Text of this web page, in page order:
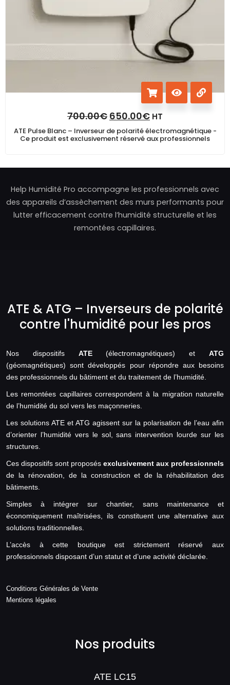
700.00€ 650.00€ HT
ATE Pulse Blanc – Inverseur de polarité électromagnétique -
Ce produit est exclusivement réservé aux professionnels
Help Humidité Pro accompagne les professionnels avec
des appareils d’assèchement des murs performants pour
lutter efficacement contre l’humidité structurelle et les
remontées capillaires.
ATE & ATG – Inverseurs de polarité
contre l'humidité pour les pros
Nos dispositifs ATE(électromagnétiques) etATG
(géomagnétiques) sont développés pour répondre aux besoins
des professionnels du bâtiment et du traitement de l’humidité.
Les remontées capillaires correspondent à la migration naturelle
de l’humidité du sol vers les maçonneries.
Les solutions ATE et ATG agissent sur la polarisation de l’eau afin
d’orienter l’humidité vers le sol, sans intervention lourde sur les
structures.
Ces dispositifs sont proposés exclusivement aux professionnels
de la rénovation, de la construction et de la réhabilitation des
bâtiments.
Simples à intégrer sur chantier, sans maintenance et
économiquement maîtrisées, ils constituent une alternative aux
solutions traditionnelles.
L’accès à cette boutique est strictement réservé aux
professionnels disposant d’un statut et d’une activité déclarée.
Conditions Générales de Vente
Mentions légales
Nos produits
ATE LC15